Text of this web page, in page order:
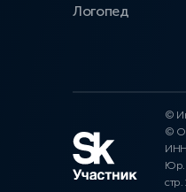
Логопед
©
©
ИНН
Юр.
стр.